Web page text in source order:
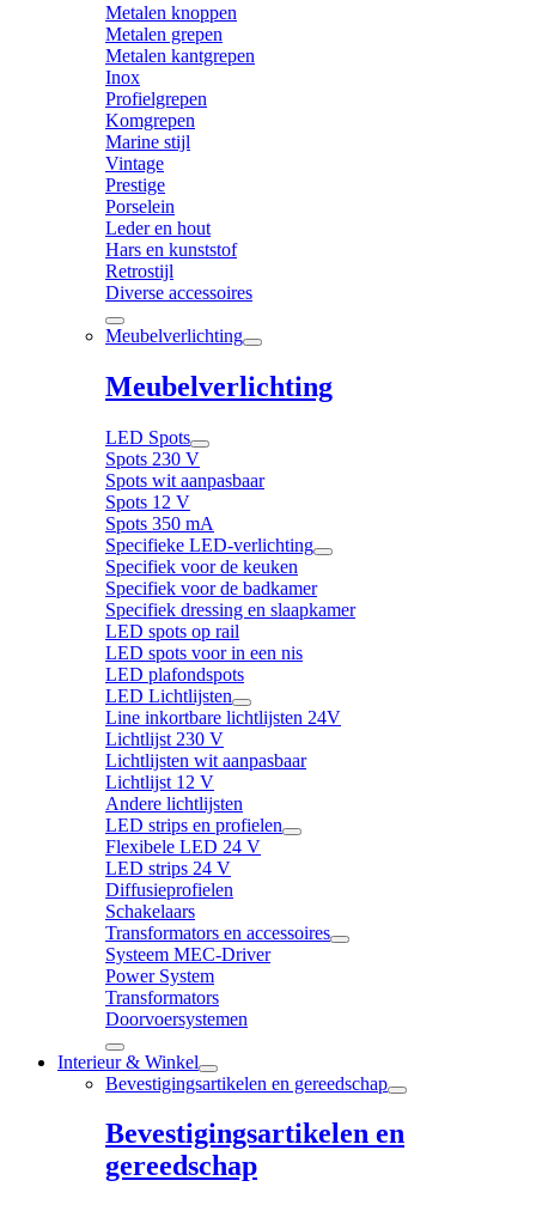
Metalen knoppen
Metalen grepen
Metalen kantgrepen
Inox
Profielgrepen
Komgrepen
Marine stijl
Vintage
Prestige
Porselein
Leder en hout
Hars en kunststof
Retrostijl
Diverse accessoires
Meubelverlichting
Meubelverlichting
LED Spots
Spots 230 V
Spots wit aanpasbaar
Spots 12 V
Spots 350 mA
Specifieke LED-verlichting
Specifiek voor de keuken
Specifiek voor de badkamer
Specifiek dressing en slaapkamer
LED spots op rail
LED spots voor in een nis
LED plafondspots
LED Lichtlijsten
Line inkortbare lichtlijsten 24V
Lichtlijst 230 V
Lichtlijsten wit aanpasbaar
Lichtlijst 12 V
Andere lichtlijsten
LED strips en profielen
Flexibele LED 24 V
LED strips 24 V
Diffusieprofielen
Schakelaars
Transformators en accessoires
Systeem MEC-Driver
Power System
Transformators
Doorvoersystemen
Interieur & Winkel
Bevestigingsartikelen en gereedschap
Bevestigingsartikelen en
gereedschap